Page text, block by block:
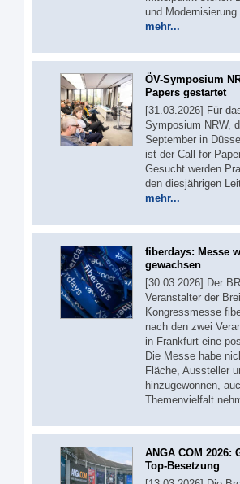
und Modernisierung
mehr...
ÖV-Symposium
Papers gestartet
[31.03.2026] Für
Symposium NRW,
September in
ist der Call for
Gesucht werden
den diesjährigen
mehr...
fiberdays: Messe
gewachsen
[30.03.2026] Der
Veranstalter der
Kongressmesse
nach den zwei
in Frankfurt eine
Die Messe habe
Fläche, Aussteller
hinzugewonnen,
Themenvielfalt
ANGA COM 2026:
Top-Besetzung